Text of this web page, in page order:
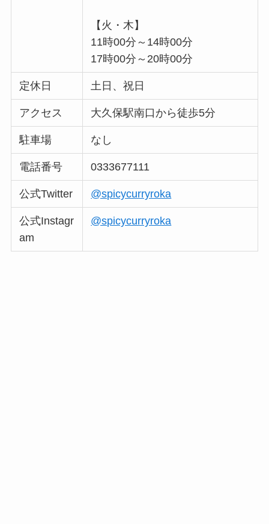
【火・木】
11時00分～14時00分
17時00分～20時00分
定休日 土日、祝日
アクセス 大久保駅南口から徒歩5分
駐車場 なし
電話番号 0333677111
公式Twitter @spicycurryroka
公式Instagr
am
@spicycurryroka